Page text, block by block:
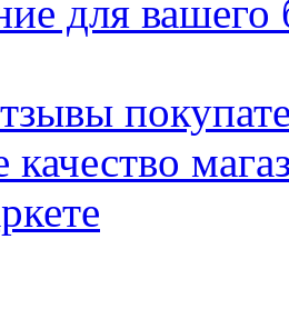
для вашего